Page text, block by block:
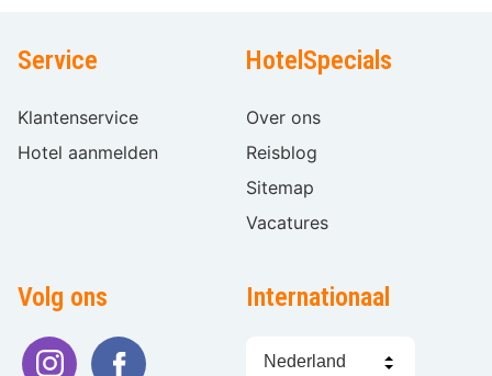
Service
Klantenservice
Hotel aanmelden
HotelSpecials
Over ons
Reisblog
Sitemap
Vacatures
Volg ons Internationaal